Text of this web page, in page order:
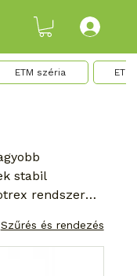
ETM széria ETR
stabil
rendszer
ahol
távú
Szűrés és rendezés